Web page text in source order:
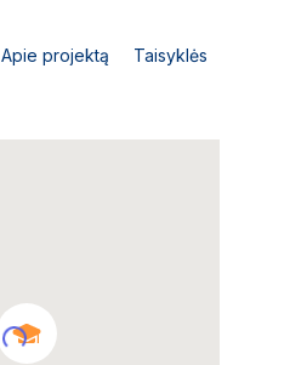
Apie projektą Taisyklės